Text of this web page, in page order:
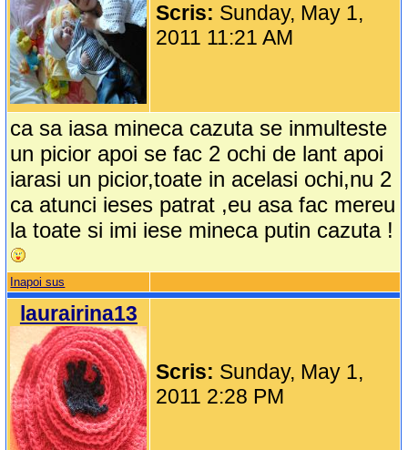
Scris: Sunday, May 1,
2011 11:21 AM
ca sa iasa mineca cazuta se inmulteste
un picior apoi se fac 2 ochi de lant apoi
iarasi un picior,toate in acelasi ochi,nu 2
ca atunci ieses patrat ,eu asa fac mereu
la toate si imi iese mineca putin cazuta !
Inapoi sus
laurairina13
Scris: Sunday, May 1,
2011 2:28 PM